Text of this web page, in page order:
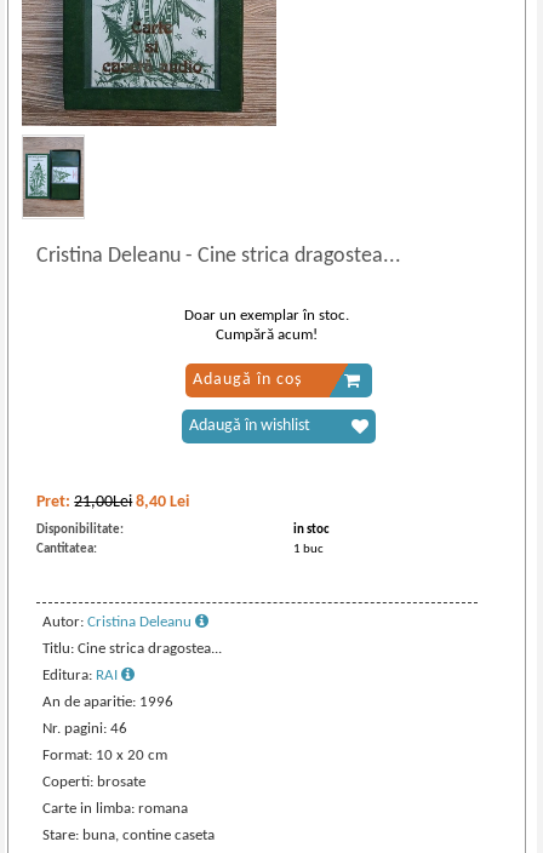
Cristina Deleanu- Cine strica dragostea...
Pret:21,00Lei 8,40 Lei
Disponibilitate:
in stoc
Cantitatea:
1 buc
Autor:Cristina Deleanu
Titlu: Cine strica dragostea...
Editura: RAI
An de aparitie: 1996
Nr. pagini: 46
Format: 10 x 20 cm
Coperti: brosate
Carte in limba: romana
Stare: buna, contine caseta
Doar un exemplar în stoc.
Cumpără acum!
Adaugă în coș
Adaugă în wishlist